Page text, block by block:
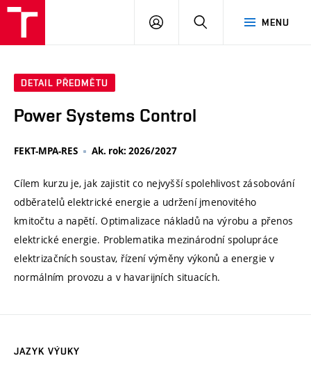
MENU
PŘIHLÁSIT
DETAIL PŘEDMĚTU
Power Systems Control
FEKT-MPA-RES Ak. rok: 2026/2027
Cílem kurzu je, jak zajistit co nejvyšší spolehlivost zásobování
odběratelů elektrické energie a udržení jmenovitého
kmitočtu a napětí. Optimalizace nákladů na výrobu a přenos
elektrické energie. Problematika mezinárodní spolupráce
elektrizačních soustav, řízení výměny výkonů a energie v
normálním provozu a v havarijních situacích.
JAZYK VÝUKY